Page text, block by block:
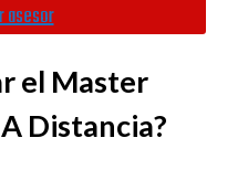
asesor
el Master
Distancia?